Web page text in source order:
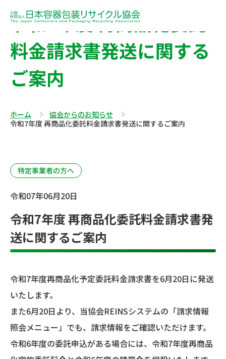
令和7年度 再商品化委託
料金請求書発送に関する
ご案内
ホーム
協会からのお知らせ
令和7年度 再商品化委託料金請求書発送に関するご案内
特定事業者の方へ
令和07年06月20日
令和7年度 再商品化委託料金請求書発
送に関するご案内
令和7年度再商品化予定委託料金請求書を6月20日に発送
いたします。
また6月20日より、当協会REINSシステムの「請求情報
照会メニュー」でも、請求情報をご確認いただけます。
令和6年度の委託申込がある場合には、令和7年度再商品